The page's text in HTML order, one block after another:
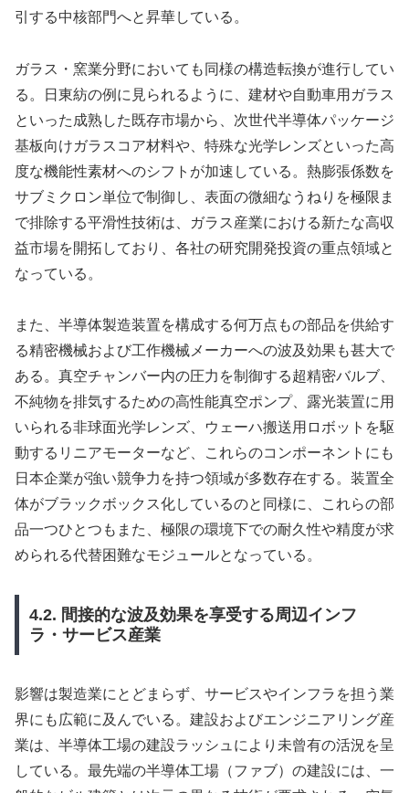
引する中核部門へと昇華している。
ガラス・窯業分野においても同様の構造転換が進行してい
る。日東紡の例に見られるように、建材や自動車用ガラス
といった成熟した既存市場から、次世代半導体パッケージ
基板向けガラスコア材料や、特殊な光学レンズといった高
度な機能性素材へのシフトが加速している。熱膨張係数を
サブミクロン単位で制御し、表面の微細なうねりを極限ま
で排除する平滑性技術は、ガラス産業における新たな高収
益市場を開拓しており、各社の研究開発投資の重点領域と
なっている。
また、半導体製造装置を構成する何万点もの部品を供給す
る精密機械および工作機械メーカーへの波及効果も甚大で
ある。真空チャンバー内の圧力を制御する超精密バルブ、
不純物を排気するための高性能真空ポンプ、露光装置に用
いられる非球面光学レンズ、ウェーハ搬送用ロボットを駆
動するリニアモーターなど、これらのコンポーネントにも
日本企業が強い競争力を持つ領域が多数存在する。装置全
体がブラックボックス化しているのと同様に、これらの部
品一つひとつもまた、極限の環境下での耐久性や精度が求
められる代替困難なモジュールとなっている。
4.2. 間接的な波及効果を享受する周辺インフ
ラ・サービス産業
影響は製造業にとどまらず、サービスやインフラを担う業
界にも広範に及んでいる。建設およびエンジニアリング産
業は、半導体工場の建設ラッシュにより未曾有の活況を呈
している。最先端の半導体工場（ファブ）の建設には、一